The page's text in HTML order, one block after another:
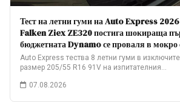
Тест на летни гуми на Auto Express
Falken Ziex ZE320 постига шокираща
бюджетната Dynamo се проваля в мокро
Auto Express тества 8 летни гуми в
размер 205/55 R16 91V на изпитателния…
07.08.2026